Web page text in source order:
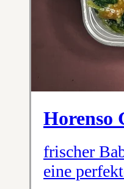
Horenso
frischer
eine